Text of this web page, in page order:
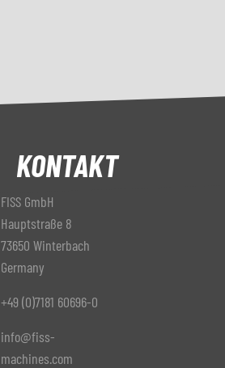
KONTAKT
FISS GmbH
Hauptstraße 8
73650 Winterbach
Germany
+49 (0)7181 60696-0
info@fiss-
machines.com